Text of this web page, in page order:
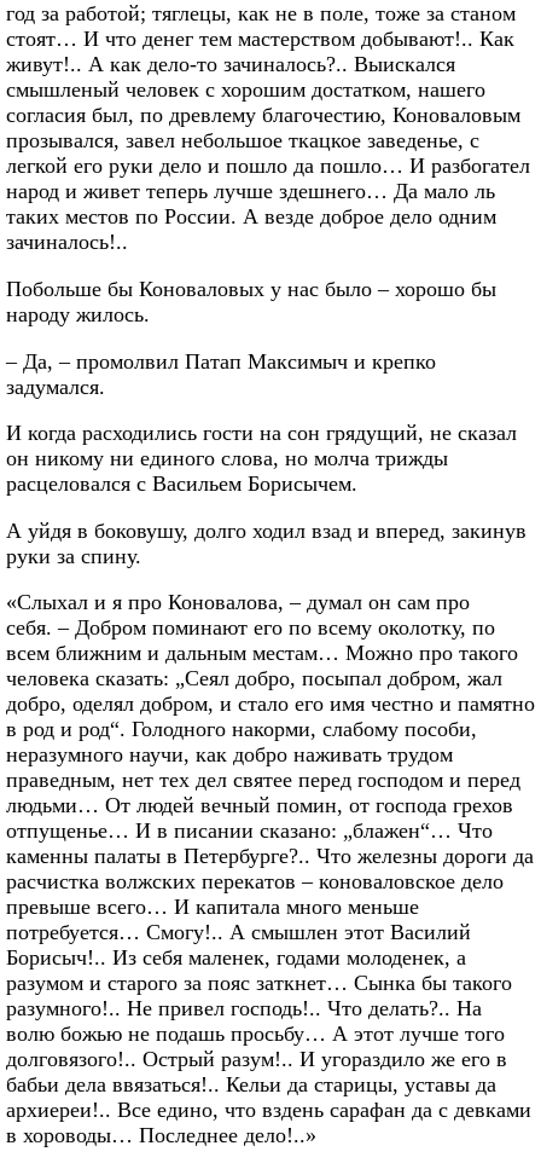
год за работой; тяглецы, как не в поле, тоже за станом
стоят… И что денег тем мастерством добывают!.. Как
живут!.. А как дело-то зачиналось?.. Выискался
смышленый человек с хорошим достатком, нашего
согласия был, по древлему благочестию, Коноваловым
прозывался, завел небольшое ткацкое заведенье, с
легкой его руки дело и пошло да пошло… И разбогател
народ и живет теперь лучше здешнего… Да мало ль
таких местов по России. А везде доброе дело одним
зачиналось!..
Побольше бы Коноваловых у нас было – хорошо бы
народу жилось.
– Да, – промолвил Патап Максимыч и крепко
задумался.
И когда расходились гости на сон грядущий, не сказал
он никому ни единого слова, но молча трижды
расцеловался с Васильем Борисычем.
А уйдя в боковушу, долго ходил взад и вперед, закинув
руки за спину.
«Слыхал и я про Коновалова, – думал он сам про
себя. – Добром поминают его по всему околотку, по
всем ближним и дальным местам… Можно про такого
человека сказать: „Сеял добро, посыпал добром, жал
добро, оделял добром, и стало его имя честно и памятно
в род и род“. Голодного накорми, слабому пособи,
неразумного научи, как добро наживать трудом
праведным, нет тех дел святее перед господом и перед
людьми… От людей вечный помин, от господа грехов
отпущенье… И в писании сказано: „блажен“… Что
каменны палаты в Петербурге?.. Что железны дороги да
расчистка волжских перекатов – коноваловское дело
превыше всего… И капитала много меньше
потребуется… Смогу!.. А смышлен этот Василий
Борисыч!.. Из себя маленек, годами молоденек, а
разумом и старого за пояс заткнет… Сынка бы такого
разумного!.. Не привел господь!.. Что делать?.. На
волю божью не подашь просьбу… А этот лучше того
долговязого!.. Острый разум!.. И угораздило же его в
бабьи дела ввязаться!.. Кельи да старицы, уставы да
архиереи!.. Все едино, что вздень сарафан да с девками
в хороводы… Последнее дело!..»